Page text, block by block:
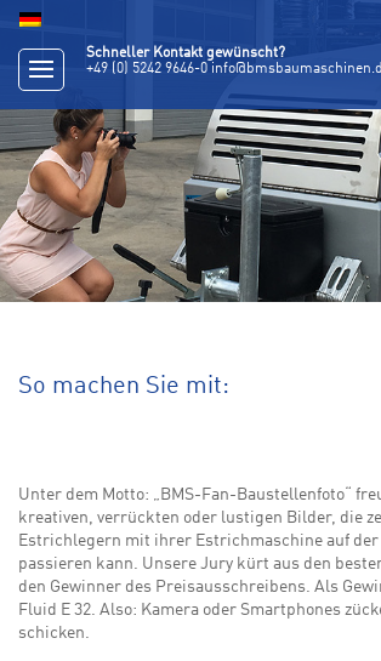
Schneller Kontakt gewünscht?
+49 (0) 5242 9646-0
So machen Sie mit:
Unter dem Motto: „BMS-Fan-Baustellenfoto“
kreativen, verrückten oder lustigen Bilder, die
Estrichlegern mit ihrer Estrichmaschine auf der
passieren kann. Unsere Jury kürt aus den
den Gewinner des Preisausschreibens. Als
Fluid E 32. Also: Kamera oder Smartphones
schicken.